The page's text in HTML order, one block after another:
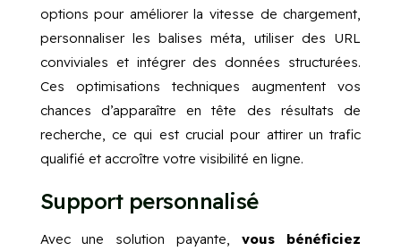
options pour améliorer la vitesse de chargement,
personnaliser les balises méta, utiliser des URL
conviviales et intégrer des données structurées.
Ces optimisations techniques augmentent vos
chances d’apparaître en tête des résultats de
recherche, ce qui est crucial pour attirer un trafic
qualifié et accroître votre visibilité en ligne.
Support personnalisé
Avec une solution payante, vous bénéficiez